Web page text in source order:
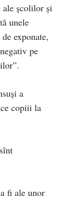
şcolilor şi
unele
exponate,
pe
a
copiii la
fi ale unor